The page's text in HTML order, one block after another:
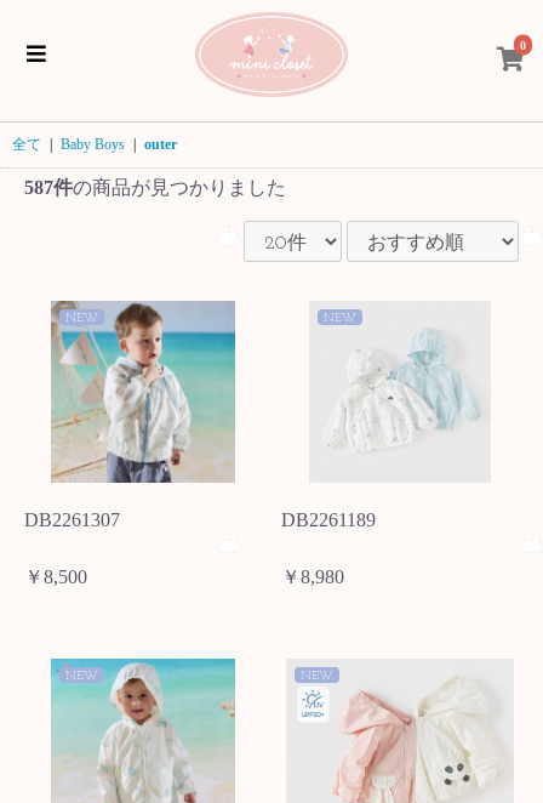
0
全て Baby Boys outer
587件の商品が見つかりました
NEW
DB2261307
￥8,500
NEW
DB2261189
￥8,980
NEW NEW